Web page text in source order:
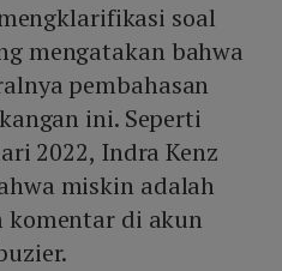
soal
mengatakan bahwa
pembahasan
ini. Seperti
2022, Indra Kenz
miskin adalah
komentar di akun